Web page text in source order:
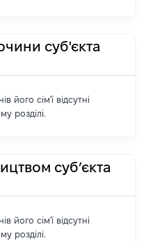
суб'єкта
його сім'ї відсутні
розділі.
суб’єкта
його сім'ї відсутні
розділі.